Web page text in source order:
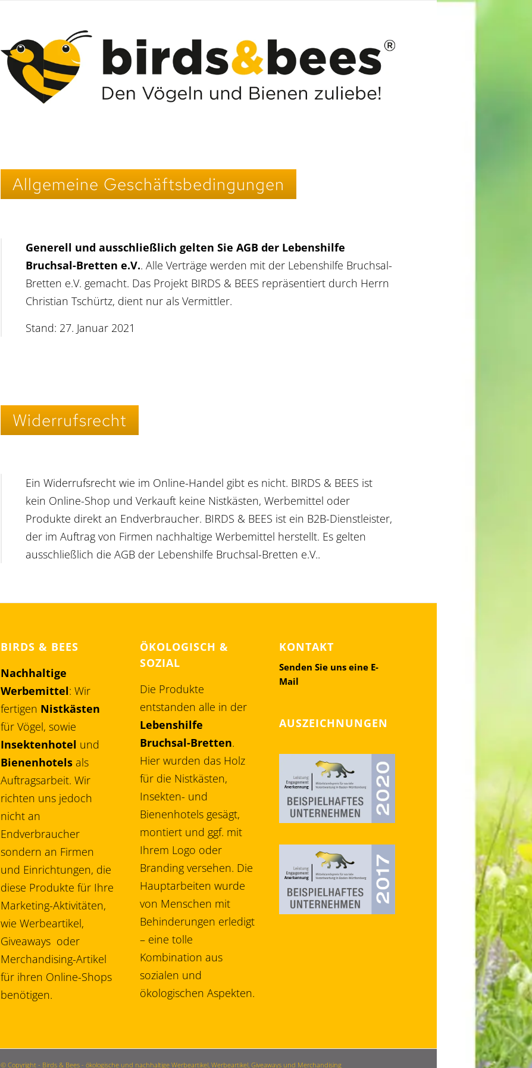
Allgemeine Geschäftsbedingungen
Generell und ausschließlich gelten Sie AGB der Lebenshilfe
Bruchsal-Bretten e.V.. Alle Verträge werden mit der Lebenshilfe Bruchsal-
Bretten e.V. gemacht. Das Projekt BIRDS & BEES repräsentiert durch Herrn
Christian Tschürtz, dient nur als Vermittler.
Stand: 27. Januar 2021
Widerrufsrecht
Ein Widerrufsrecht wie im Online-Handel gibt es nicht. BIRDS & BEES ist
kein Online-Shop und Verkauft keine Nistkästen, Werbemittel oder
Produkte direkt an Endverbraucher. BIRDS & BEES ist ein B2B-Dienstleister,
der im Auftrag von Firmen nachhaltige Werbemittel herstellt. Es gelten
ausschließlich die AGB der Lebenshilfe Bruchsal-Bretten e.V..
BIRDS & BEES
Nachhaltige
Werbemittel: Wir
fertigen Nistkästen
für Vögel, sowie
Insektenhotel und
Bienenhotels als
Auftragsarbeit. Wir
richten uns jedoch
nicht an
Endverbraucher
sondern an Firmen
und Einrichtungen, die
diese Produkte für Ihre
Marketing-Aktivitäten,
wie Werbeartikel,
Giveaways oder
Merchandising-Artikel
für ihren Online-Shops
benötigen.
ÖKOLOGISCH &
SOZIAL
Die Produkte
entstanden alle in der
Lebenshilfe
Bruchsal-Bretten.
Hier wurden das Holz
für die Nistkästen,
Insekten- und
Bienenhotels gesägt,
montiert und ggf. mit
Ihrem Logo oder
Branding versehen. Die
Hauptarbeiten wurde
von Menschen mit
Behinderungen erledigt
– eine tolle
Kombination aus
sozialen und
ökologischen Aspekten.
KONTAKT
Senden Sie uns eine E-
Mail
AUSZEICHNUNGEN
© Copyright - Birds & Bees - ökologische und nachhaltige Werbeartikel, Werbeartikel, Giveaways und Merchandising